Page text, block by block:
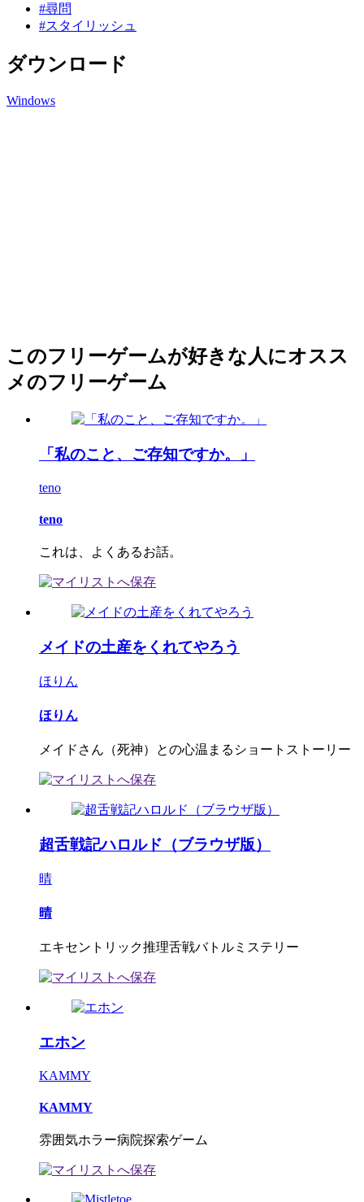
#尋問
#スタイリッシュ
ダウンロード
Windows
このフリーゲームが好きな人にオスス
メのフリーゲーム
「私のこと、ご存知ですか。」
teno
teno
これは、よくあるお話。
メイドの土産をくれてやろう
ほりん
ほりん
メイドさん（死神）との心温まるショートストーリー
超舌戦記ハロルド（ブラウザ版）
晴
晴
エキセントリック推理舌戦バトルミステリー
エホン
KAMMY
KAMMY
雰囲気ホラー病院探索ゲーム